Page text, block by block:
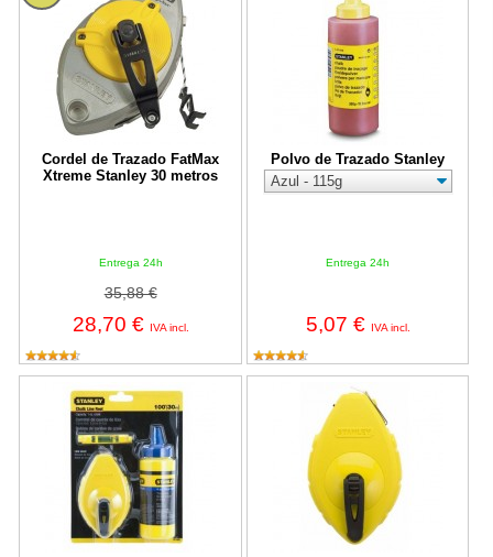
Cordel de Trazado FatMax
Xtreme Stanley 30 metros
Entrega 24h
35,88 €
28,70 € IVA incl.
Polvo de Trazado Stanley
Entrega 24h
5,07 € IVA incl.
Cordel de Trazado 30 metros + polvo + nivel de cordel Stanley
Cordel de Trazado de 30m